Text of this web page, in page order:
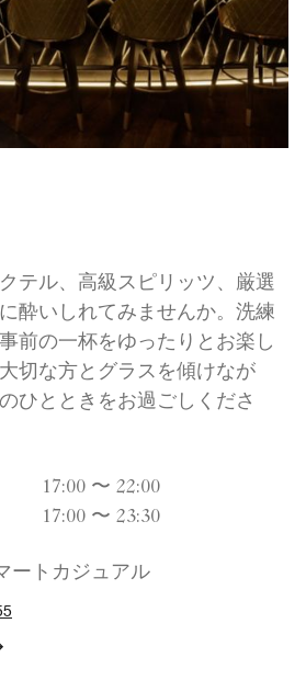
テル、高級スピリッツ、厳選
酔いしれてみませんか。洗練
前の一杯をゆったりとお楽し
切な方とグラスを傾けなが
ひとときをお過ごしくださ
17:00 〜 22:00
17:00 〜 23:30
ートカジュアル